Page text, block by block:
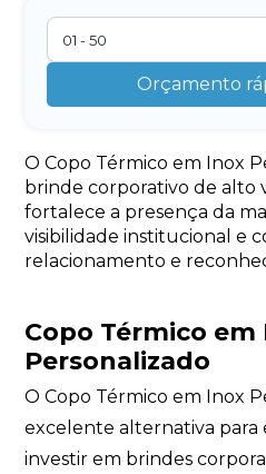
Orçamento
O Copo Térmico em Inox
brinde corporativo de alto
fortalece a presença da
visibilidade institucional e
relacionamento e
Copo Térmico em
Personalizado
O Copo Térmico em Inox
excelente alternativa para
investir em brindes